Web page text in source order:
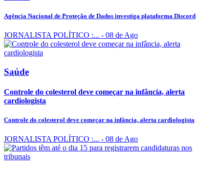
Agência Nacional de Proteção de Dados investiga plataforma Discord
JORNALISTA POLÍTICO :... - 08 de Ago
Saúde
Controle do colesterol deve começar na infância, alerta
cardiologista
Controle do colesterol deve começar na infância, alerta cardiologista
JORNALISTA POLÍTICO :... - 08 de Ago